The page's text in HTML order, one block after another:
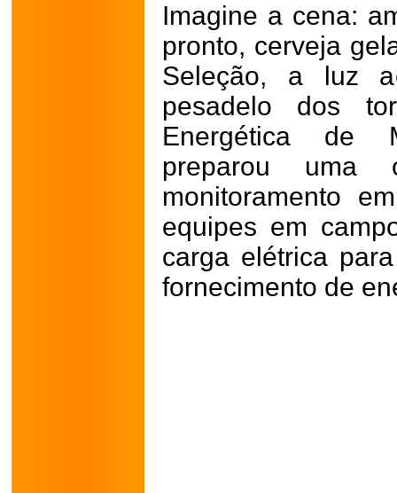
Imagine a cena:
pronto, cerveja
Seleção, a luz
pesadelo dos
Energética de
preparou uma
monitoramento
equipes em
carga elétrica
fornecimento de